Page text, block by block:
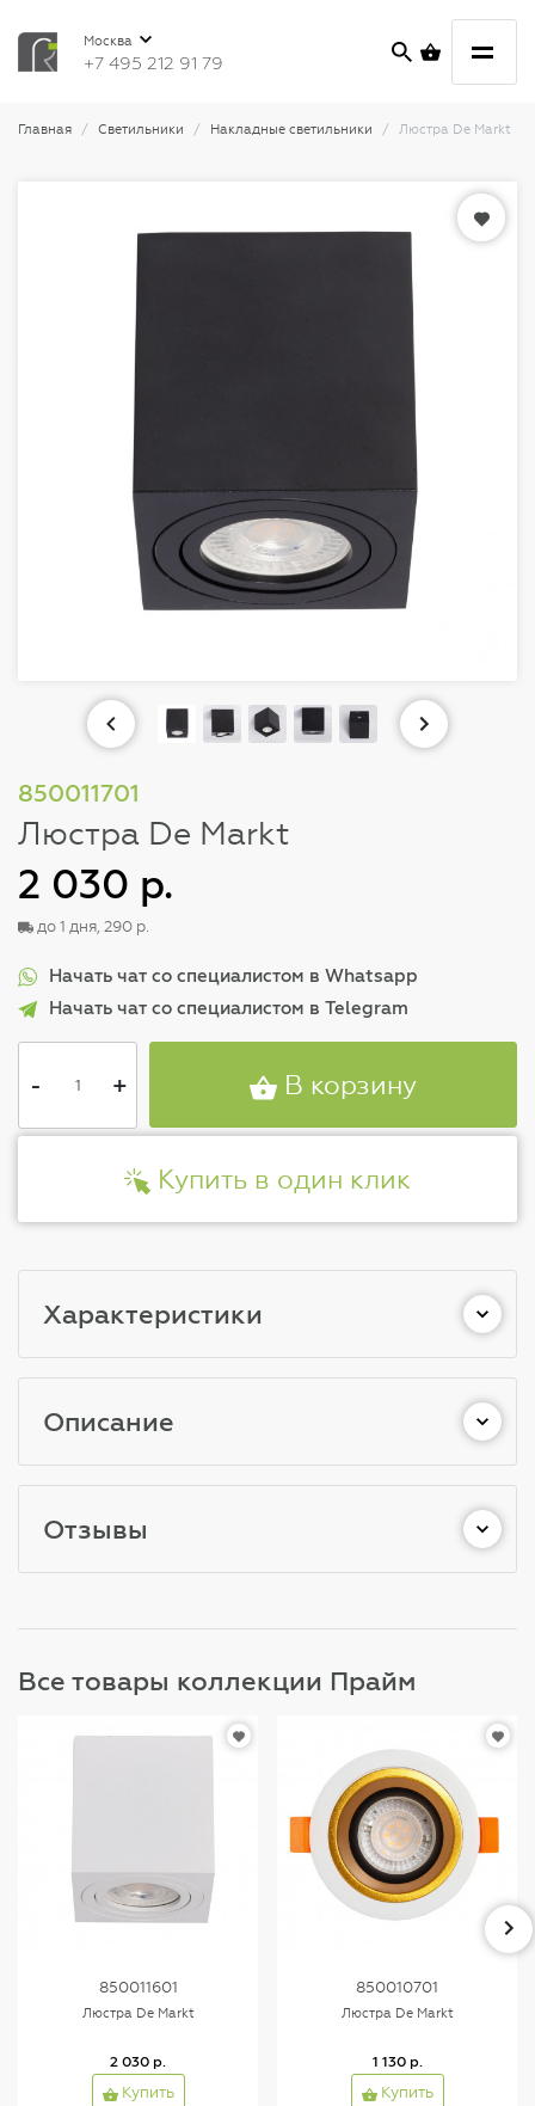
Москва
+7 495 212 91 79
Главная Светильники Накладные светильники Люстра De Markt
850011701
Люстра De Markt
2 030 р.
до 1 дня, 290 р.
Начать чат со специалистом в Whatsapp
Начать чат со специалистом в Telegram
- + В корзину
Купить в один клик
Характеристики
Описание
Отзывы
Все товары коллекции Прайм
850011601
Люстра De Markt
2 030 р.
Купить
850010701
Люстра De Markt
1 130 р.
Купить